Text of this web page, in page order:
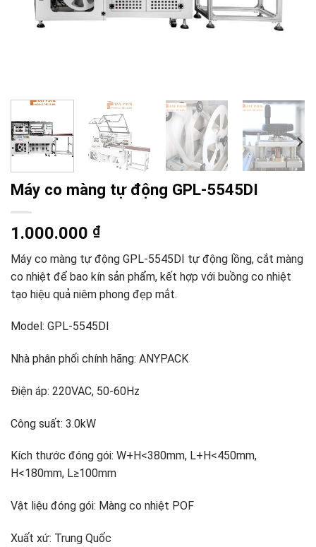
Máy co màng tự động GPL-5545DI
1.000.000 ₫
Máy co màng tự động GPL-5545DI tự động lồng, cắt màng
co nhiệt để bao kín sản phẩm, kết hợp với buồng co nhiệt
tạo hiệu quả niêm phong đẹp mắt.
Model: GPL-5545DI
Nhà phân phối chính hãng: ANYPACK
Điện áp: 220VAC, 50-60Hz
Công suất: 3.0kW
Kích thước đóng gói: W+H<380mm, L+H<450mm,
H<180mm, L≥100mm
Vật liệu đóng gói: Màng co nhiệt POF
Xuất xứ: Trung Quốc